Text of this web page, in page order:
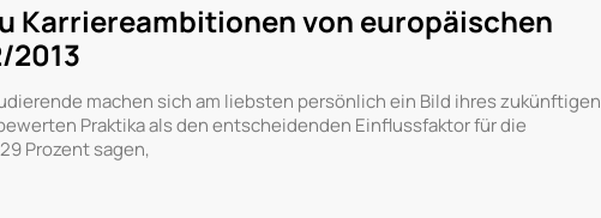
Karriereambitionen von europäischen
2013
machen sich am liebsten persönlich ein Bild ihres zukünftigen
Praktika als den entscheidenden Einflussfaktor für die
Prozent sagen,